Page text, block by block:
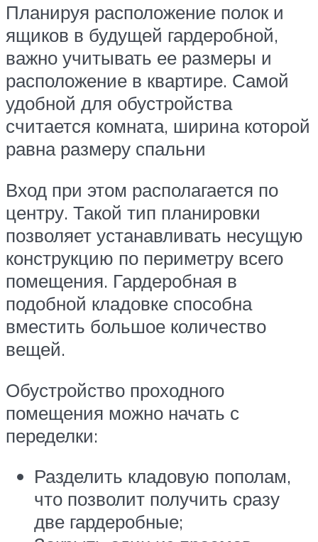
Планируя расположение полок и
ящиков в будущей гардеробной,
важно учитывать ее размеры и
расположение в квартире. Самой
удобной для обустройства
считается комната, ширина которой
равна размеру спальни
Вход при этом располагается по
центру. Такой тип планировки
позволяет устанавливать несущую
конструкцию по периметру всего
помещения. Гардеробная в
подобной кладовке способна
вместить большое количество
вещей.
Обустройство проходного
помещения можно начать с
переделки:
Разделить кладовую пополам,
что позволит получить сразу
две гардеробные;